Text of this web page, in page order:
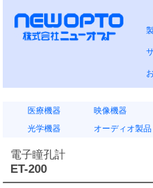
医療機器 映像機器
光学機器
オーディオ製品
電子瞳孔計
ET-200